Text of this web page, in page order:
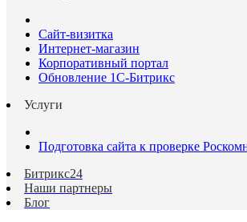
Сайт-визитка
Интернет-магазин
Корпоративный портал
Обновление 1С-Битрикс
Услуги
Подготовка сайта к проверке
Битрикс24
Наши партнеры
Блог